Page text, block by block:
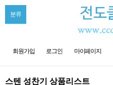
분류
회원가입 로그인 마이페이지
스텐 성찬기 상품리스트